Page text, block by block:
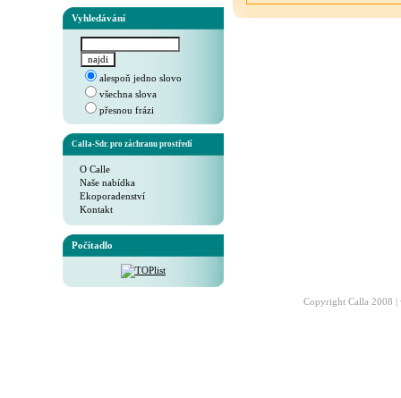
Vyhledávání
alespoň jedno slovo
všechna slova
přesnou frázi
Calla-Sdr. pro záchranu prostředí
O Calle
Naše nabídka
Ekoporadenství
Kontakt
Počítadlo
Copyright Calla 2008 |